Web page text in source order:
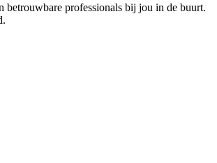
betrouwbare professionals bij jou in de buurt.